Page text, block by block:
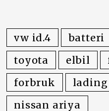
vw id.4 batteri
toyota
elbil
forbruk
lading
nissan ariya